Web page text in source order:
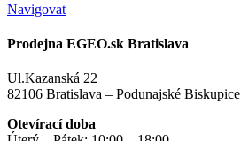
Navigovat
Prodejna EGEO.sk Bratislava
Ul.Kazanská 22
82106 Bratislava – Podunajské Biskupice
Otevírací doba